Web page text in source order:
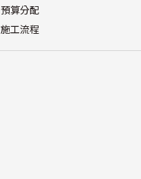
預算分配
施工流程